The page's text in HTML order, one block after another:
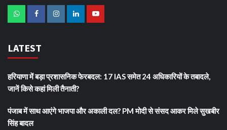
LATEST
हरियाणा में बड़ा प्रशासनिक फेरबदल: 17 IAS समेत 24 अधिकारियों के तबादले,
जानें किसे कहां मिली तैनाती?
पंजाब में साथ आएंगे भाजपा और अकाली दल? PM मोदी से संसद आकर मिले सुखबीर
सिंह बादल